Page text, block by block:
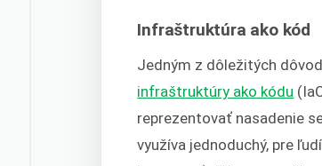
Infraštruktúra ako kód
Jedným z dôležitých
infraštruktúry ako kódu
reprezentovať nasadenie
využíva jednoduchý, pre